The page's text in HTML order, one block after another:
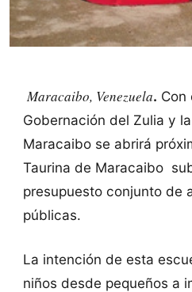
Maracaibo, Venezuela. Con
Gobernación del Zulia y
Maracaibo se abrirá
Taurina de Maracaibo
presupuesto conjunto de
públicas.
La intención de esta
niños desde pequeños a